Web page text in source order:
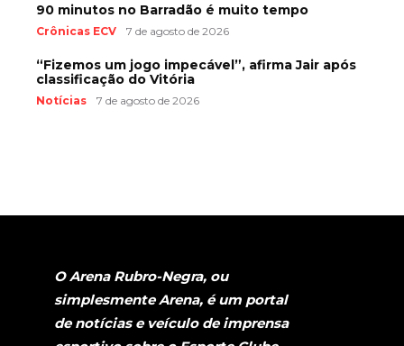
90 minutos no Barradão é muito tempo
Crônicas ECV 7 de agosto de 2026
“Fizemos um jogo impecável”, afirma Jair após
classificação do Vitória
Notícias 7 de agosto de 2026
O Arena Rubro-Negra, ou
simplesmente Arena, é um portal
de notícias e veículo de imprensa